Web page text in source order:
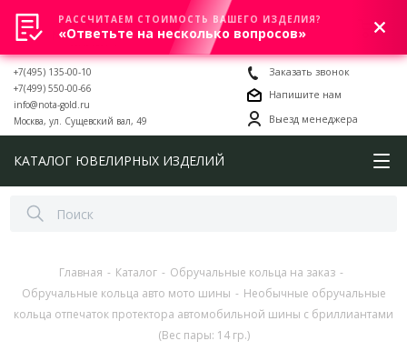
0
+7(495) 135-00-10
+7(499) 550-00-66
info@nota-gold.ru
Москва, ул. Сущевский вал, 49
Заказать звонок
Напишите нам
Выезд менеджера
КАТАЛОГ ЮВЕЛИРНЫХ ИЗДЕЛИЙ
Главная - Каталог - Обручальные кольца на заказ -
Обручальные кольца авто мото шины - Необычные обручальные
кольца отпечаток протектора автомобильной шины с бриллиантами
(Вес пары: 14 гр.)
РАССЧИТАЕМ СТОИМОСТЬ ВАШЕГО ИЗДЕЛИЯ?
«Ответьте на несколько вопросов»